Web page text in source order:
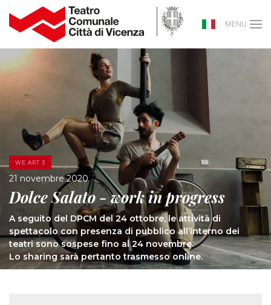
MENU
WE ART 3
21 novembre 2020
Dolce Salato - work in progress
A seguito del DPCM del 24 ottobre, le attività di
spettacolo con presenza di pubblico all’interno dei
teatri sono sospese fino al 24 novembre.
Lo sharing sarà pertanto trasmesso online.